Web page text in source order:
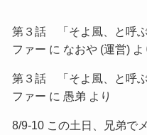
第３話 「そよ風、と呼
ファー に なおや (運営)よ
第３話 「そよ風、と呼
ファー に 愚弟 より
8/9-10 この土日、兄弟で